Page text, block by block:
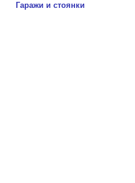
Гаражи и стоянки